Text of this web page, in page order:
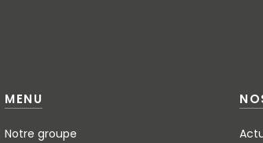
MENU
Notre groupe